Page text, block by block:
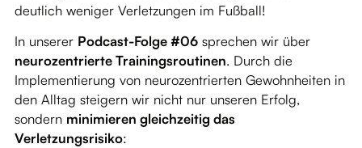
deutlich weniger Verletzungen im Fußball!
In unserer Podcast-Folge #06 sprechen wir über
neurozentrierte Trainingsroutinen. Durch die
Implementierung von neurozentrierten Gewohnheiten in
den Alltag steigern wir nicht nur unseren Erfolg,
sondern minimieren gleichzeitig das
Verletzungsrisiko: